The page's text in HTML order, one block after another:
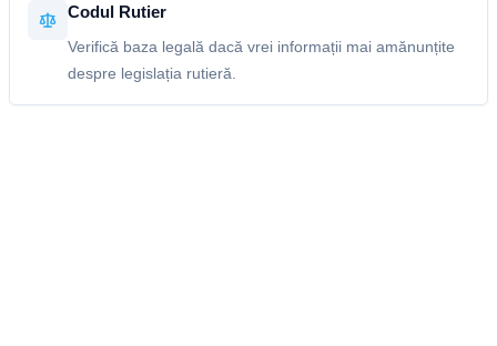
Codul Rutier
Verifică baza legală dacă vrei informații mai amănunțite
despre legislația rutieră.